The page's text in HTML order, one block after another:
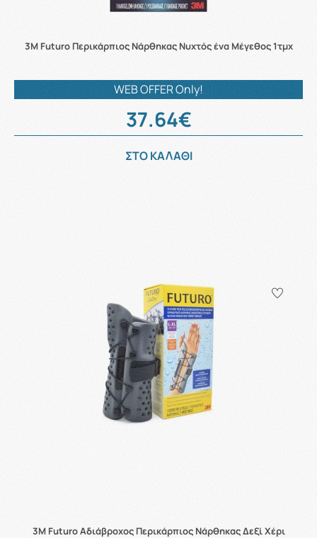
3M Futuro Περικάρπιος Νάρθηκας Νυχτός ένα Μέγεθος 1τμχ
WEB OFFER Only!
37.64€
ΣΤΟ ΚΑΛΑΘΙ
3M Futuro Αδιάβροχος Περικάρπιος Νάρθηκας Δεξί Χέρι